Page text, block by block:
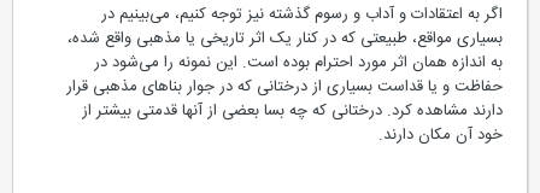
اگر به اعتقادات و آداب و رسوم گذشته نیز توجه کنیم، می‌بینیم در
بسیاری مواقع، طبیعتی که در کنار یک اثر تاریخی یا مذهبی واقع شده،
به اندازه همان اثر مورد احترام بوده است. این نمونه را می‌شود در
حفاظت و یا قداست بسیاری از درختانی که در جوار بناهای مذهبی قرار
دارند مشاهده کرد. درختانی که چه بسا بعضی از آنها قدمتی بیشتر از
خود آن مکان دارند.